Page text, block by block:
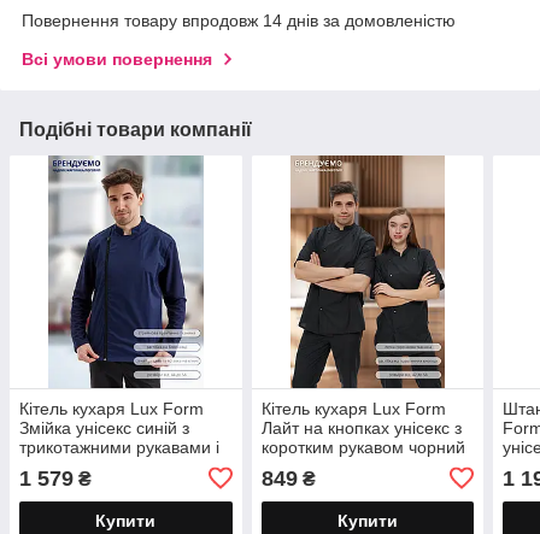
Повернення товару впродовж 14 днів за домовленістю
Всі умови повернення
Подібні товари компанії
Кітель кухаря Lux Form
Змійка унісекс синій з
трикотажними рукавами і
1 579 ₴
Купити
Кітель кухаря Lux Form
Лайт на кнопках унісекс з
коротким рукавом чорний
849₴
Купити
1